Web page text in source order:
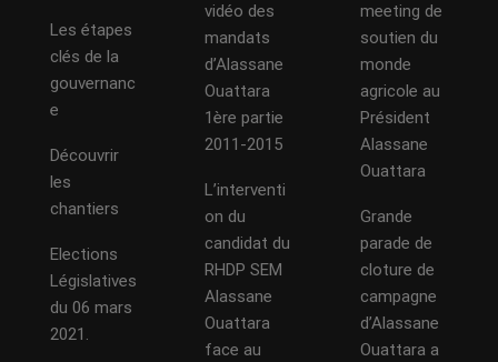
Les étapes
clés de la
gouvernanc
e
Découvrir
les
chantiers
Elections
Législatives
du 06 mars
2021.
vidéo des
mandats
d’Alassane
Ouattara
1ère partie
2011-2015
L’interventi
on du
candidat du
RHDP SEM
Alassane
Ouattara
face au
meeting de
soutien du
monde
agricole au
Président
Alassane
Ouattara
Grande
parade de
cloture de
campagne
d’Alassane
Ouattara a